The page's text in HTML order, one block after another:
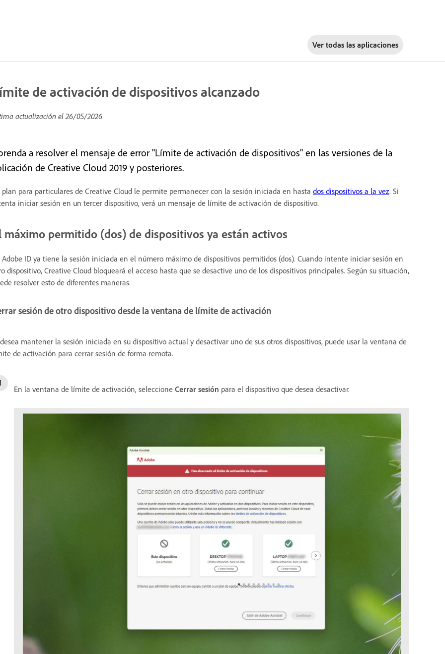
Ver todas las aplicaciones
de activación de dispositivos alcanzado
actualización el26/05/2026
a resolver el mensaje de error "Límite de activación de dispositivos" en las versiones de la
de Creative Cloud 2019 y posteriores.
plan para particulares de Creative Cloud le permite permanecer con la sesión iniciada en hasta dos dispositivos a la vez. Si
iniciar sesión en un tercer dispositivo, verá un mensaje de límite de activación de dispositivo.
máximo permitido (dos) de dispositivos ya están activos
Adobe ID ya tiene la sesión iniciada en el número máximo de dispositivos permitidos (dos). Cuando intente iniciar sesión en
dispositivo, Creative Cloud bloqueará el acceso hasta que se desactive uno de los dispositivos principales. Según su situación,
resolver esto de diferentes maneras.
sesión de otro dispositivo desde la ventana de límite de activación
mantener la sesión iniciada en su dispositivo actual y desactivar uno de sus otros dispositivos, puede usar la ventana de
de activación para cerrar sesión de forma remota.
En la ventana de límite de activación, seleccione Cerrar sesión para el dispositivo que desea desactivar.